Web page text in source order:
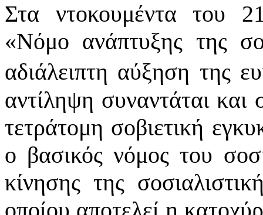
Στα ντοκουμέντα του
«Νόμο ανάπτυξης της
αδιάλειπτη αύξηση της
αντίληψη συναντάται και
τετράτομη σοβιετική
ο βασικός νόμος του
κίνησης της